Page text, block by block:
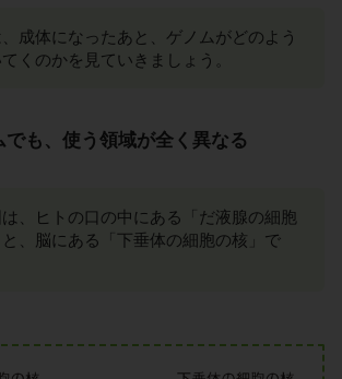
成体になったあと、ゲノムがどのよう
くのかを見ていきましょう。
でも、使う領域が全く異なる
、ヒトの口の中にある「だ液腺の細胞
、脳にある「下垂体の細胞の核」で